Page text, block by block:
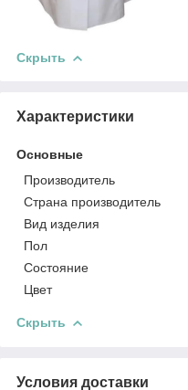
Скрыть
Характеристики
Основные
Производитель
Страна производитель
Вид изделия
Пол
Состояние
Цвет
Скрыть
Условия доставки